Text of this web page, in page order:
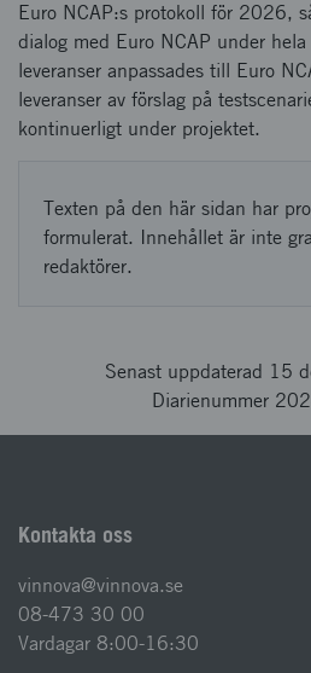
Euro NCAP:s protokoll för 2026,
dialog med Euro NCAP under
leveranser anpassades till Euro
leveranser av förslag på
kontinuerligt under projektet.
Texten på den här sidan har
formulerat. Innehållet är inte
redaktörer.
Senast uppdaterad 15
Diarienummer
Kontakta oss
vinnova@vinnova.se
08-473 30 00
Vardagar 8:00-16:30